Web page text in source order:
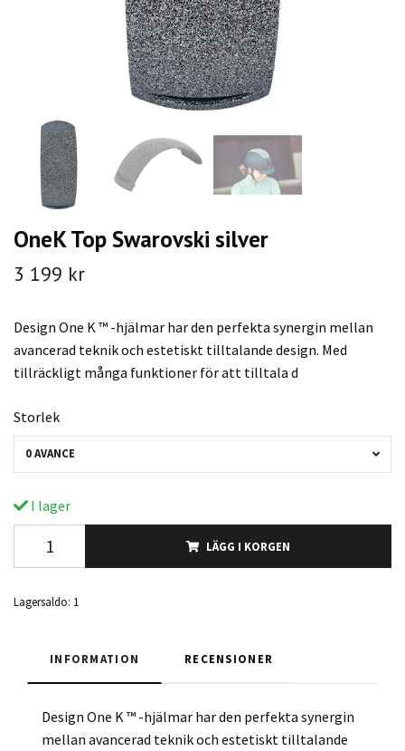
OneK Top Swarovski silver
3 199 kr
Design One K ™ -hjälmar har den perfekta synergin mellan
avancerad teknik och estetiskt tilltalande design. Med
tillräckligt många funktioner för att tilltala d
Storlek
0 AVANCE
I lager
LÄGG I KORGEN
Lagersaldo: 1
INFORMATION RECENSIONER
Design One K ™ -hjälmar har den perfekta synergin
mellan avancerad teknik och estetiskt tilltalande